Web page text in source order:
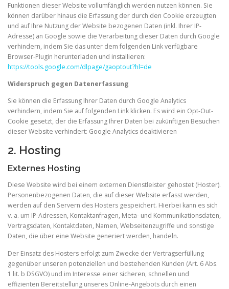
Funktionen dieser Website vollumfänglich werden nutzen können. Sie
können darüber hinaus die Erfassung der durch den Cookie erzeugten
und auf Ihre Nutzung der Website bezogenen Daten (inkl. Ihrer IP-
Adresse) an Google sowie die Verarbeitung dieser Daten durch Google
verhindern, indem Sie das unter dem folgenden Link verfügbare
Browser-Plugin herunterladen und installieren:
https://tools.google.com/dlpage/gaoptout?hl=de
Widerspruch gegen Datenerfassung
Sie können die Erfassung Ihrer Daten durch Google Analytics
verhindern, indem Sie auf folgenden Link klicken. Es wird ein Opt-Out-
Cookie gesetzt, der die Erfassung Ihrer Daten bei zukünftigen Besuchen
dieser Website verhindert: Google Analytics deaktivieren
2. Hosting
Externes Hosting
Diese Website wird bei einem externen Dienstleister gehostet (Hoster).
Personenbezogenen Daten, die auf dieser Website erfasst werden,
werden auf den Servern des Hosters gespeichert. Hierbei kann es sich
v. a. um IP-Adressen, Kontaktanfragen, Meta- und Kommunikationsdaten,
Vertragsdaten, Kontaktdaten, Namen, Webseitenzugriffe und sonstige
Daten, die über eine Website generiert werden, handeln.
Der Einsatz des Hosters erfolgt zum Zwecke der Vertragserfüllung
gegenüber unseren potenziellen und bestehenden Kunden (Art. 6 Abs.
1 lit. b DSGVO) und im Interesse einer sicheren, schnellen und
effizienten Bereitstellung unseres Online-Angebots durch einen